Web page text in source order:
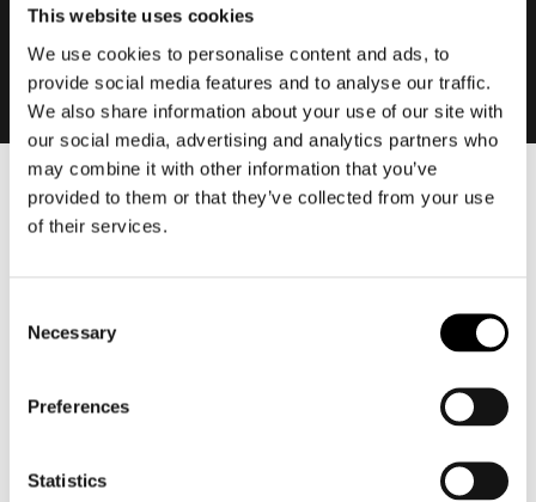
This website uses cookies
We use cookies to personalise content and ads, to
provide social media features and to analyse our traffic.
We also share information about your use of our site with
our social media, advertising and analytics partners who
may combine it with other information that you’ve
provided to them or that they’ve collected from your use
of their services.
Selection
Necessary
Preferences
Statistics
Heren
Motorkleding heren
Motorpak heren
Motorhoodie heren